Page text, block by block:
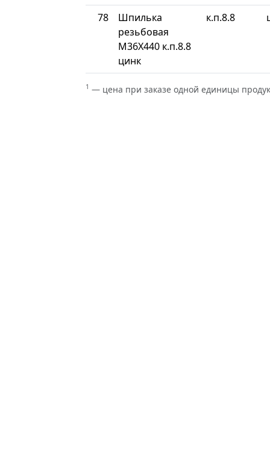
78
Шпилька
резьбовая
М36Х440 к.п.8.8
цинк
к.п.8.8
1 — цена при заказе одной единицы